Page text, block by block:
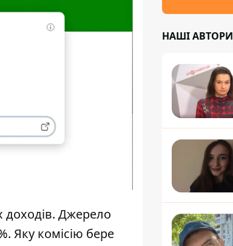
доходів. Джерело
Яку комісію бере
НАШІ АВТОРИ